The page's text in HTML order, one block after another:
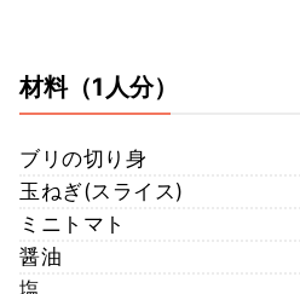
材料（1人分）
ブリの切り身
玉ねぎ(スライス)
ミニトマト
醤油